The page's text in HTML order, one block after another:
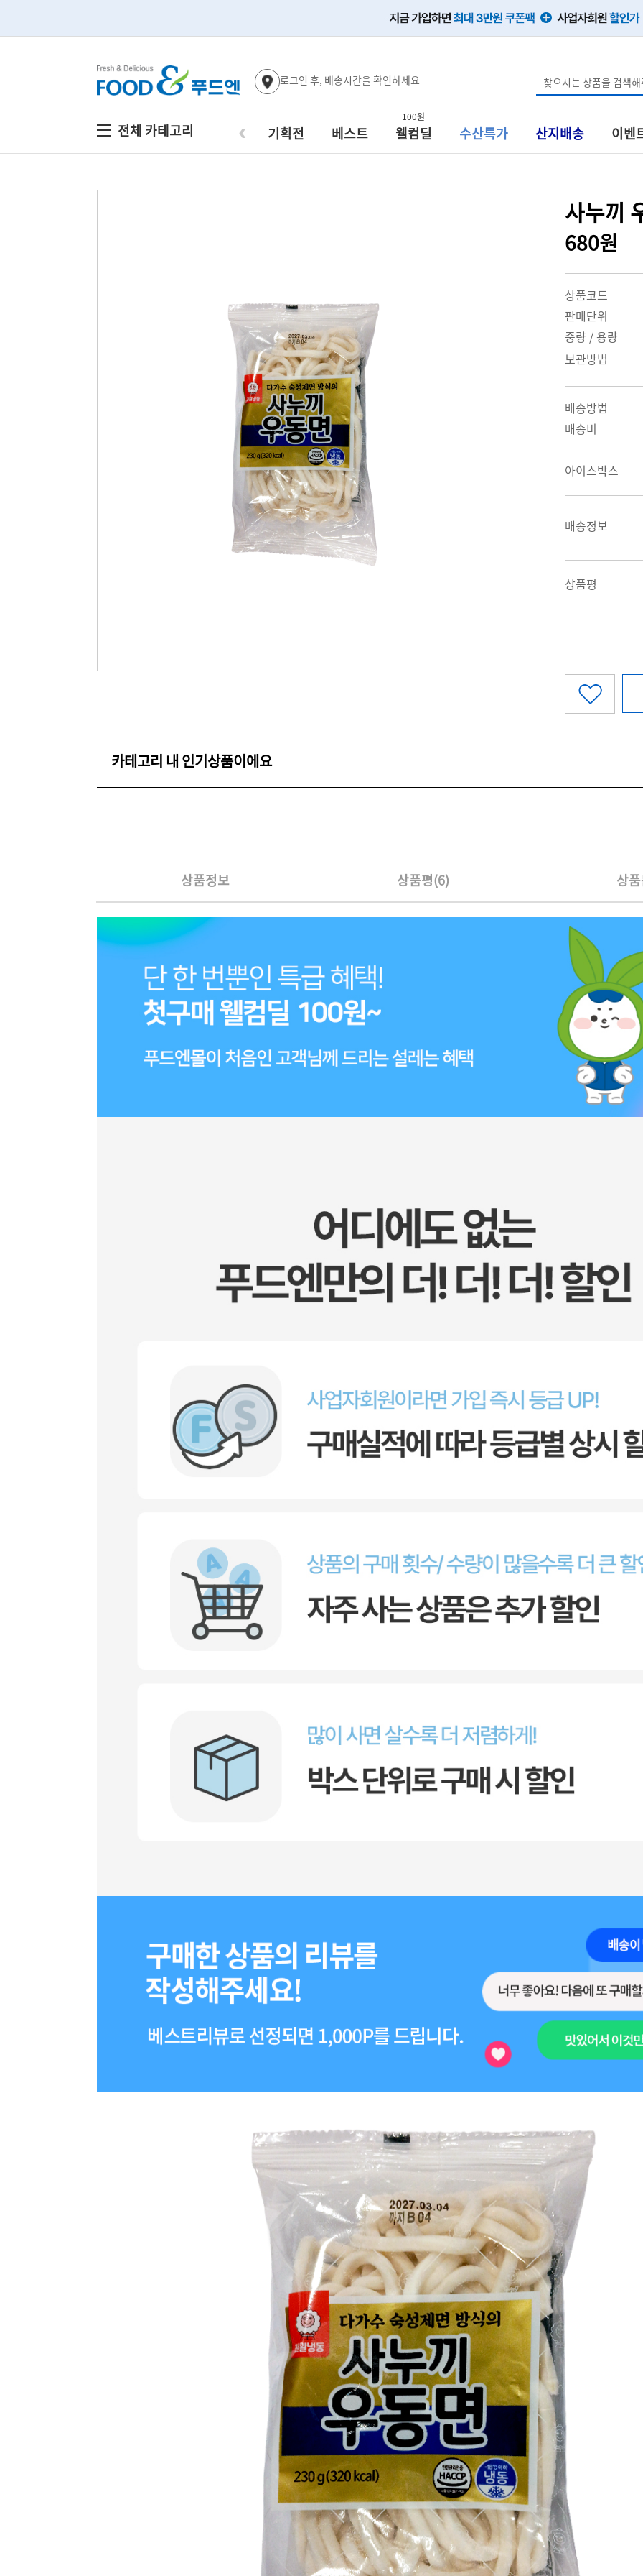
로그인 후, 배송시간을 확인하세요
전체 카테고리 ‹ 기획전 베스트
100원
웰컴딜 수산특가 산지배송 이벤
사누끼
680원
상품코드
판매단위
중량 / 용량
보관방법
배송방법
배송비
아이스박스
배송정보
상품평
카테고리 내 인기상품이에요
상품정보 상품평(6) 상